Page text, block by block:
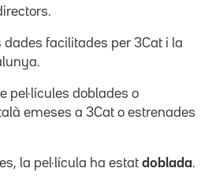
dades facilitades per 3Cat i la
pel·lícules doblades o
emeses a 3Cat o estrenades
la pel·lícula ha estat doblada.